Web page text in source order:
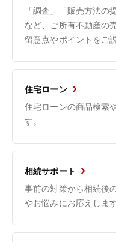
「調査」「販売方法の
など、ご所有不動産の
留意点やポイントをご
住宅ローン
住宅ローンの商品検索
す。
相続サポート
事前の対策から相続後
やお悩みにお応えします